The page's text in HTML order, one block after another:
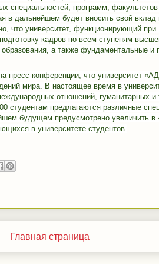
специальностей, программ,
в дальнейшем будет вносить свой вклад
что университет, функционирующий при
кадров по всем ступеням
а также фундаментальные и
пресс-конференции, что университет
мира. В настоящее время в
отношений, гуманитарных и
студентам предлагаются различные
будущем предусмотрено увеличить в
в университете студентов.
Главная страница